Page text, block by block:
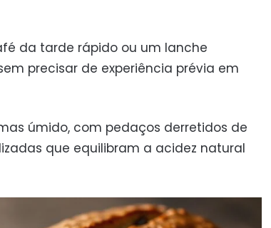
da tarde rápido ou um lanche
precisar de experiência prévia em
úmido, com pedaços derretidos de
que equilibram a acidez natural